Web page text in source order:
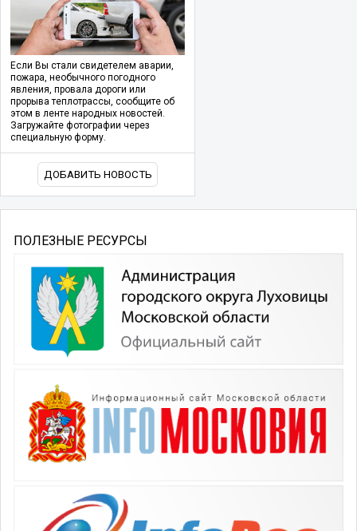
Если Вы стали свидетелем аварии,
пожара, необычного погодного
явления, провала дороги или
прорыва теплотрассы, сообщите об
этом в ленте народных новостей.
Загружайте фотографии через
специальную форму.
ДОБАВИТЬ НОВОСТЬ
ПОЛЕЗНЫЕ РЕСУРСЫ